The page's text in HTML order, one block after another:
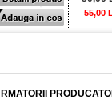
55,00